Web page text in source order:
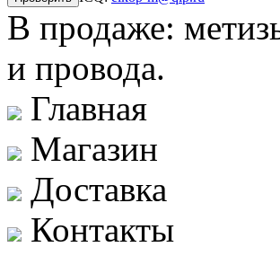
В продаже:
и провода.
Главная
Магазин
Доставка
Контакты